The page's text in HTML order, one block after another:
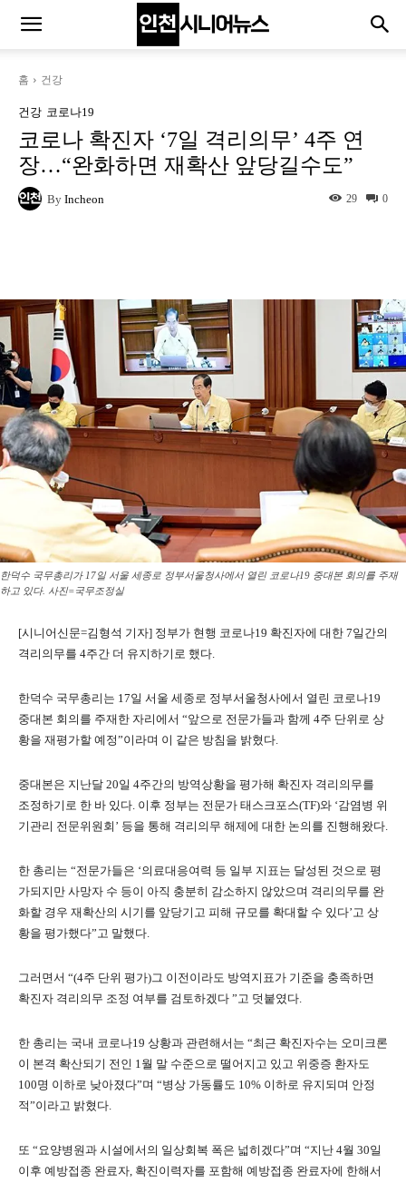
홈 건강
건강 코로나19
코로나 확진자 ‘7일 격리의무’ 4주 연
장…“완화하면 재확산 앞당길수도”
By Incheon 0
29
한덕수 국무총리가 17일 서울 세종로 정부서울청사에서 열린 코로나19 중대본 회의를 주재
하고 있다. 사진=국무조정실
[시니어신문=김형석 기자] 정부가 현행 코로나19 확진자에 대한 7일간의
격리의무를 4주간 더 유지하기로 했다.
한덕수 국무총리는 17일 서울 세종로 정부서울청사에서 열린 코로나19
중대본 회의를 주재한 자리에서 “앞으로 전문가들과 함께 4주 단위로 상
황을 재평가할 예정”이라며 이 같은 방침을 밝혔다.
중대본은 지난달 20일 4주간의 방역상황을 평가해 확진자 격리의무를
조정하기로 한 바 있다. 이후 정부는 전문가 태스크포스(TF)와 ‘감염병 위
기관리 전문위원회’ 등을 통해 격리의무 해제에 대한 논의를 진행해왔다.
한 총리는 “전문가들은 ‘의료대응여력 등 일부 지표는 달성된 것으로 평
가되지만 사망자 수 등이 아직 충분히 감소하지 않았으며 격리의무를 완
화할 경우 재확산의 시기를 앞당기고 피해 규모를 확대할 수 있다’고 상
황을 평가했다”고 말했다.
그러면서 “(4주 단위 평가)그 이전이라도 방역지표가 기준을 충족하면
확진자 격리의무 조정 여부를 검토하겠다 ”고 덧붙였다.
한 총리는 국내 코로나19 상황과 관련해서는 “최근 확진자수는 오미크론
이 본격 확산되기 전인 1월 말 수준으로 떨어지고 있고 위중증 환자도
100명 이하로 낮아졌다”며 “병상 가동률도 10% 이하로 유지되며 안정
적”이라고 밝혔다.
또 “요양병원과 시설에서의 일상회복 폭은 넓히겠다”며 “지난 4월 30일
이후 예방접종 완료자, 확진이력자를 포함해 예방접종 완료자에 한해서